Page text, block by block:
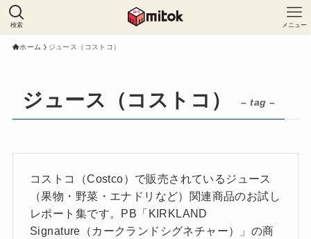
検索 メニュー
ホーム ジュース（コストコ）
ジュース（コストコ） – tag –
コストコ（Costco）で販売されているジュース
（果物・野菜・エナドリなど）関連商品のお試し
レポート集です。PB「KIRKLAND
Signature（カークランドシグネチャー）」の商